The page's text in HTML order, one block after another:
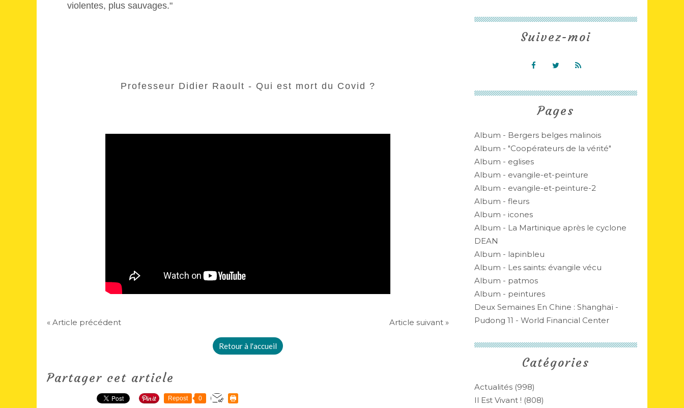
violentes, plus sauvages."
Professeur Didier Raoult - Qui est mort du Covid ?
« Article précédent Article suivant »
Retour à l'accueil
Partager cet article
Repost 0
Catégories
Actualités (998)
Il Est Vivant ! (808)
Pages
Album - Bergers belges malinois
Album - "Coopérateurs de la vérité"
Album - eglises
Album - evangile-et-peinture
Album - evangile-et-peinture-2
Album - fleurs
Album - icones
Album - La Martinique après le cyclone
DEAN
Album - lapinbleu
Album - Les saints: évangile vécu
Album - patmos
Album - peintures
Deux Semaines En Chine : Shanghaï -
Pudong 11 - World Financial Center
Suivez-moi